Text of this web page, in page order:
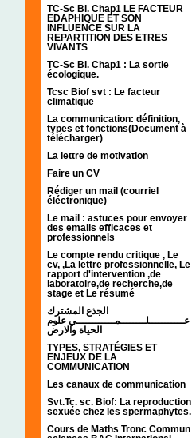
TC-Sc Bi. Chap1 LE FACTEUR
EDAPHIQUE ET SON
INFLUENCE SUR LA
REPARTITION DES ETRES
VIVANTS
TC-Sc Bi. Chap1 : La sortie
écologique.
Tcsc Biof svt : Le facteur
climatique
La communication: définition,
types et fonctions(Document à
télécharger)
La lettre de motivation
Faire un CV
Rédiger un mail (courriel
éléctronique)
Le mail : astuces pour envoyer
des emails efficaces et
professionnels
Le compte rendu critique , Le
cv, ,La lettre professionnelle, Le
rapport d'intervention ,de
laboratoire,de recherche,de
stage et Le résumé
الجذع المشترك
عـــــــــــلــــــــمــــــــــــي علوم
الحياة والارض
TYPES, STRATÉGIES ET
ENJEUX DE LA
COMMUNICATION
Les canaux de communication
Svt.Tc. sc. Biof: La reproduction
sexuée chez les spermaphytes.
Cours de Maths Tronc Commun